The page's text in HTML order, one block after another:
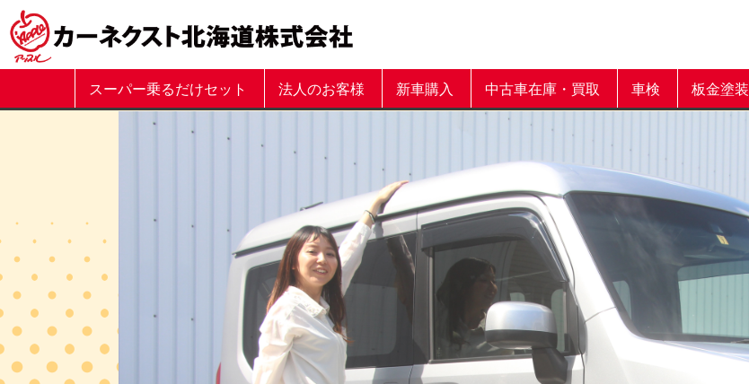
スーパー乗るだけセット 法人のお客様 新車購入 中古車在庫・買取 車検 板金塗装